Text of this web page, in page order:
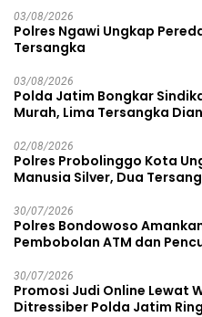
03/08/2026
Polres Ngawi Ungkap
Tersangka
03/08/2026
Polda Jatim Bongkar
Murah, Lima Tersangka
02/08/2026
Polres Probolinggo Kota
Manusia Silver, Dua
30/07/2026
Polres Bondowoso
Pembobolan ATM dan
30/07/2026
Promosi Judi Online Lewat
Ditressiber Polda Jatim